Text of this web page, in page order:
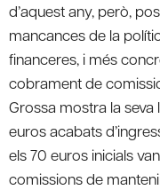
d’aquest any, però,
mancances de la
financeres, i més
cobrament de
Grossa mostra la
euros acabats
els 70 euros inicials
comissions de